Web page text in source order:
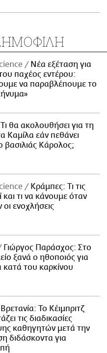
Νέα εξέταση για
παχέος εντέρου:
να παραβλέπουμε το
θα ακολουθήσει για τη
Καμίλα εάν πεθάνει
βασιλιάς Κάρολος;
Κράμπες: Τι τις
και τι να κάνουμε όταν
οι ενοχλήσεις
Γιώργος Παράσχος: Στο
ξανά ο ηθοποιός για
κατά του καρκίνου
Το Κέιμπριτζ
τις διαδικασίες
καθηγητών μετά την
διδάσκοντα για